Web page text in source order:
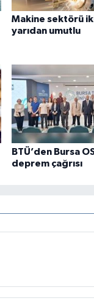
Makine sektörü
yarıdan umutlu
BTÜ’den Bursa
deprem çağrısı